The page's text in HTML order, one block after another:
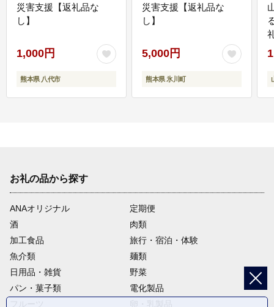
災害支援【返礼品な
し】
1,000円
熊本県 八代市
災害支援【返礼品な
し】
5,000円
熊本県 氷川町
お礼の品から探す
ANAオリジナル
定期便
酒
肉類
加工食品
旅行・宿泊・体験
魚介類
麺類
日用品・雑貨
野菜
パン・菓子類
電化製品